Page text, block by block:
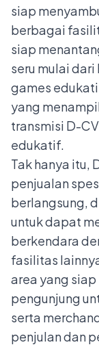
siap
berbagai
siap
seru mulai dari
games
yang
transmisi D-
edukatif.
Tak hanya itu,
penjualan
berlangsung,
untuk dapat
berkendara
fasilitas
area yang
pengunjung
serta
penjulan dan